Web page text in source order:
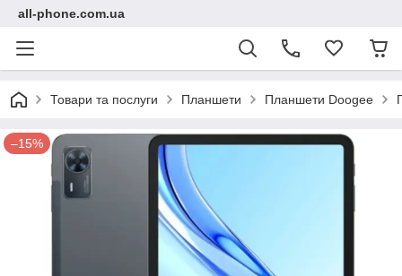
all-phone.com.ua
Товари та послуги Планшети Планшети Doogee
–15%